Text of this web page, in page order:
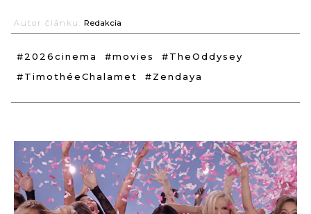
Autor článku: Redakcia
#2026cinema #movies
#TheOddysey
#TimothéeChalamet
#Zendaya